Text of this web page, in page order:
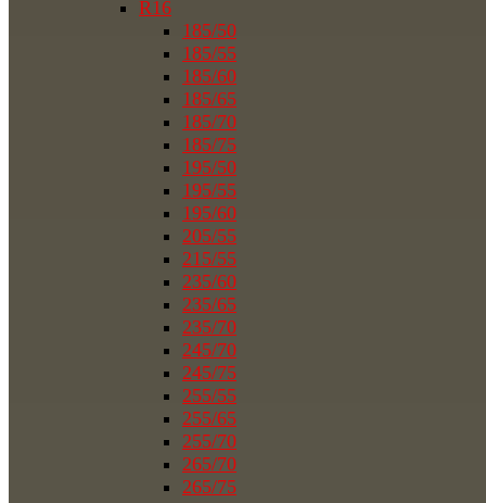
R16
185/50
185/55
185/60
185/65
185/70
185/75
195/50
195/55
195/60
205/55
215/55
235/60
235/65
235/70
245/70
245/75
255/55
255/65
255/70
265/70
265/75